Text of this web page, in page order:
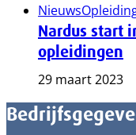
Nieuws
Nardus start
opleidingen
29 maart 2023